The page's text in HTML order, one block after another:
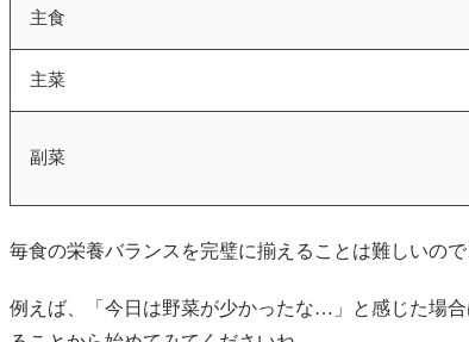
主食
主菜
副菜
毎食の栄養バランスを完璧に揃えることは難しいの
例えば、「今日は野菜が少かったな…」と感じた場